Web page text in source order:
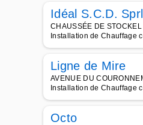
Idéal S.C.D. Sprl
CHAUSSÉE DE
Installation de Chauffage
Ligne de Mire
AVENUE DU
Installation de Chauffage
Octo